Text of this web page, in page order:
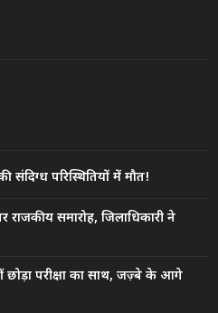
संदिग्ध परिस्थितियों में मौत!
समारोह, जिलाधिकारी ने
छोड़ा परीक्षा का साथ, जज़्बे के आगे